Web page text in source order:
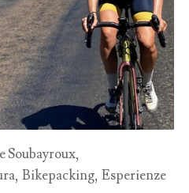
Soubayroux,
, Bikepacking, Esperienze